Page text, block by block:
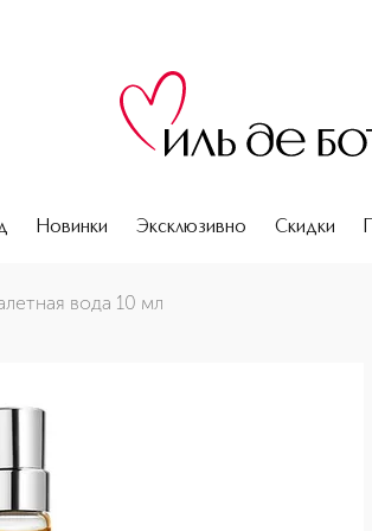
Новинки Эксклюзивно Скидки
10 мл вода 10 мл